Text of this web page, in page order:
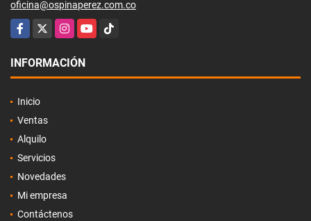
oficina@ospinaperez.com.co
Facebook
X InstagramYouTubeTikTok
INFORMACIÓN
Inicio
Ventas
Alquilo
Servicios
Novedades
Mi empresa
Contáctenos